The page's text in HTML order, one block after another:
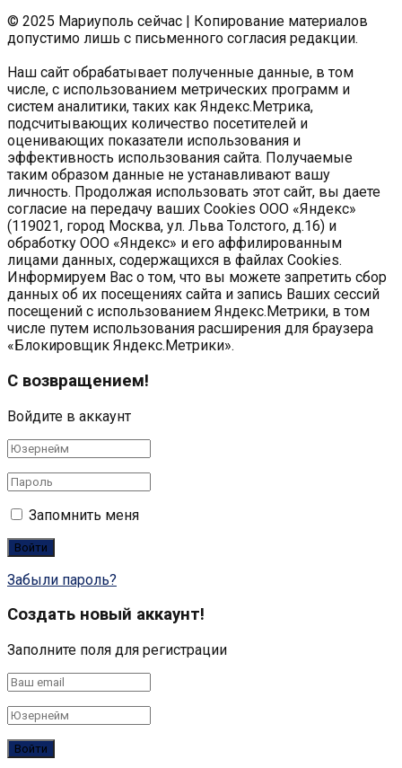
© 2025 Мариуполь сейчас | Копирование материалов
допустимо лишь с письменного согласия редакции.
Наш сайт обрабатывает полученные данные, в том
числе, с использованием метрических программ и
систем аналитики, таких как Яндекс.Метрика,
подсчитывающих количество посетителей и
оценивающих показатели использования и
эффективность использования сайта. Получаемые
таким образом данные не устанавливают вашу
личность. Продолжая использовать этот сайт, вы даете
согласие на передачу ваших Cookies ООО «Яндекс»
(119021, город Москва, ул. Льва Толстого, д.16) и
обработку ООО «Яндекс» и его аффилированным
лицами данных, содержащихся в файлах Cookies.
Информируем Вас о том, что вы можете запретить сбор
данных об их посещениях сайта и запись Ваших сессий
посещений с использованием Яндекс.Метрики, в том
числе путем использования расширения для браузера
«Блокировщик Яндекс.Метрики».
С возвращением!
Войдите в аккаунт
Запомнить меня
Забыли пароль?
Создать новый аккаунт!
Заполните поля для регистрации